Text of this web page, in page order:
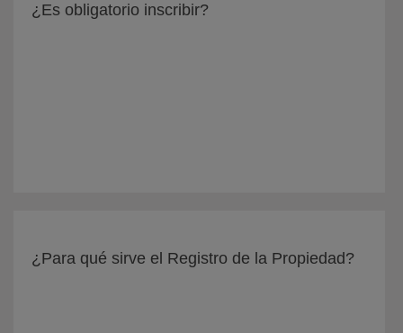
¿Es obligatorio inscribir?
¿Para qué sirve el Registro de la Propiedad?